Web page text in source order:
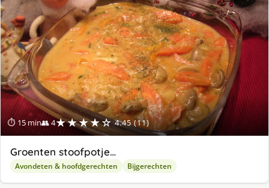
⏱ 15 min👥 4★★★★☆ 4.45 (11)
Groenten stoofpotje…
Avondeten & hoofdgerechten Bijgerechten